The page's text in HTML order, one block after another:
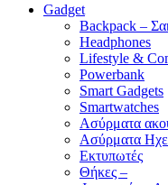
Gadget
Backpack –
Headphones
Lifestyle &
Powerbank
Smart Gadgets
Smartwatches
Ασύρματα
Ασύρματα
Εκτυπωτές
Θήκες –